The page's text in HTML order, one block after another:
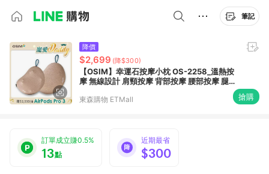
筆記
降價
$2,699 (降$300)
【OSIM】幸運石按摩小枕 OS-2258_溫熱按
摩 無線設計 肩頸按摩 背部按摩 腰部按摩 腿部
東森購物 ETMall 搶購
訂單成立賺0.5%
13點
近期最省
$300